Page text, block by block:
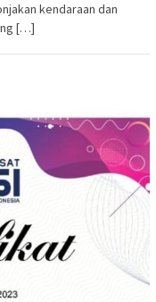
kendaraan dan
[…]